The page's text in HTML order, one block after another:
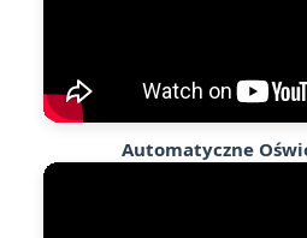
Automatyczne